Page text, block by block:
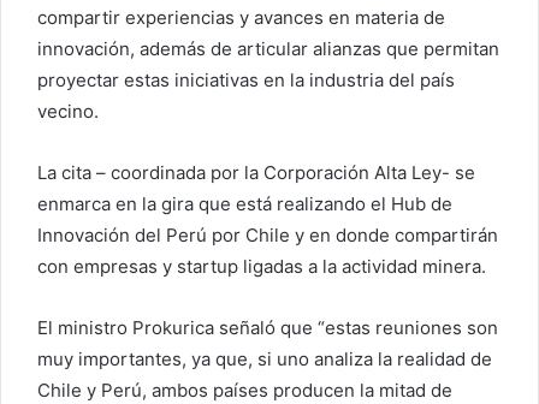
compartir experiencias y avances en materia de
innovación, además de articular alianzas que permitan
proyectar estas iniciativas en la industria del país
vecino.
La cita – coordinada por la Corporación Alta Ley- se
enmarca en la gira que está realizando el Hub de
Innovación del Perú por Chile y en donde compartirán
con empresas y startup ligadas a la actividad minera.
El ministro Prokurica señaló que “estas reuniones son
muy importantes, ya que, si uno analiza la realidad de
Chile y Perú, ambos países producen la mitad de